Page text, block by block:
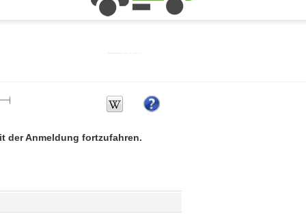
der Anmeldung fortzufahren.